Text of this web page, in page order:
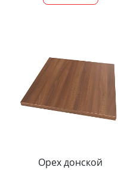
Орех донской